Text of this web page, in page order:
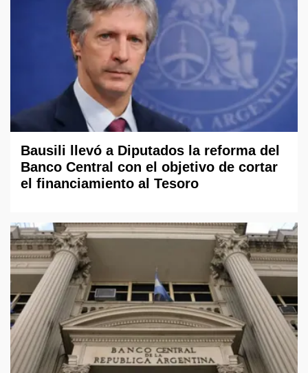
Bausili llevó a Diputados la reforma del
Banco Central con el objetivo de cortar
el financiamiento al Tesoro